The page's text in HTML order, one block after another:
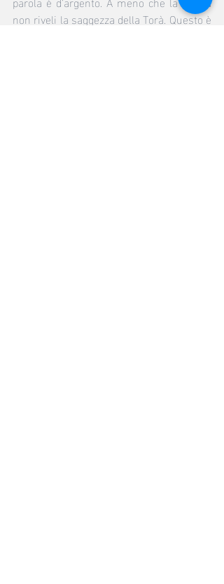
non riveli la saggezza della Torà. Questo è